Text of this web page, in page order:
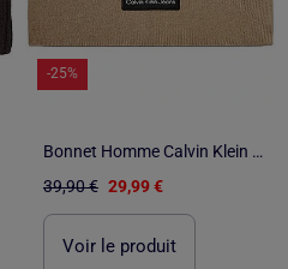
-25%
Bonnet Homme Calvin Klein Jeans
39,90 € 29,99 €
Voir le produit